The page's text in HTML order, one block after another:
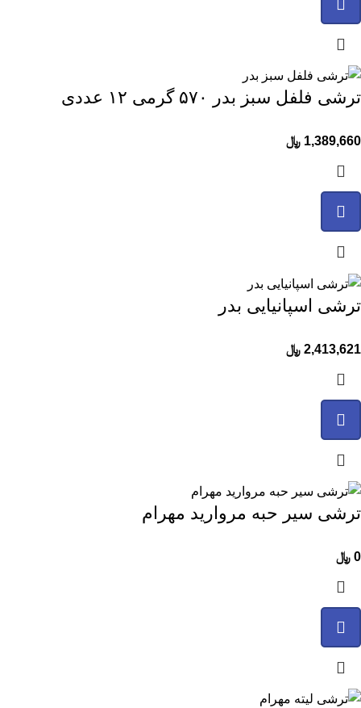
ترشی فلفل سبز بدر ۵۷۰ گرمی ۱۲ عددی
1,389,660 ﷼
ترشی اسپانیایی بدر
2,413,621 ﷼
ترشی سیر حبه مروارید مهرام
0 ﷼